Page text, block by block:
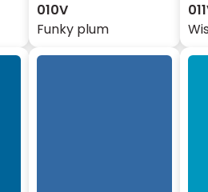
010V
Funky plum